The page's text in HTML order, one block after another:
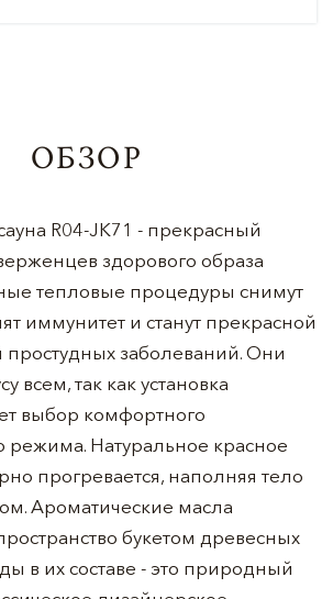
ОБЗОР
R04-JK71 - прекрасный
здорового образа
тепловые процедуры снимут
иммунитет и станут прекрасной
заболеваний. Они
всем, так как установка
выбор комфортного
режима. Натуральное красное
прогревается, наполняя тело
Ароматические масла
букетом древесных
в их составе - это природный